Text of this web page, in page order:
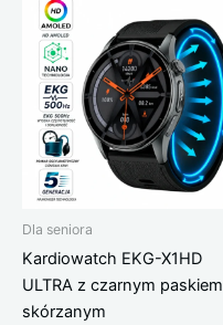
Dla seniora
Kardiowatch EKG-X1HD
ULTRA z czarnym paskiem
skórzanym